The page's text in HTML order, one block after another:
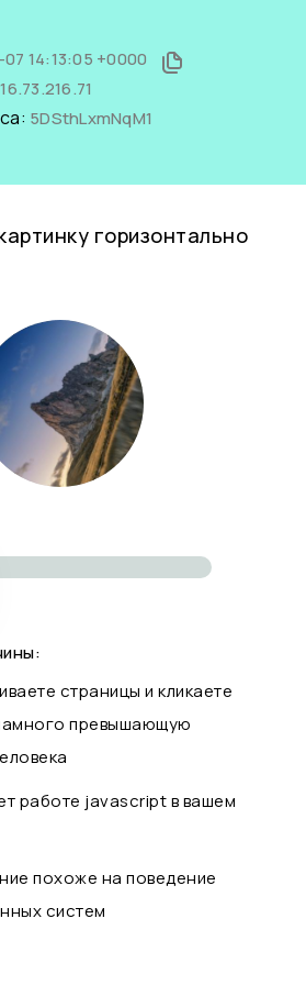
14:13:05 +0000
5DSthLxmNqM1
горизонтально
страницы и кликаете
превышающую
работе javascript в вашем
похоже на поведение
систем